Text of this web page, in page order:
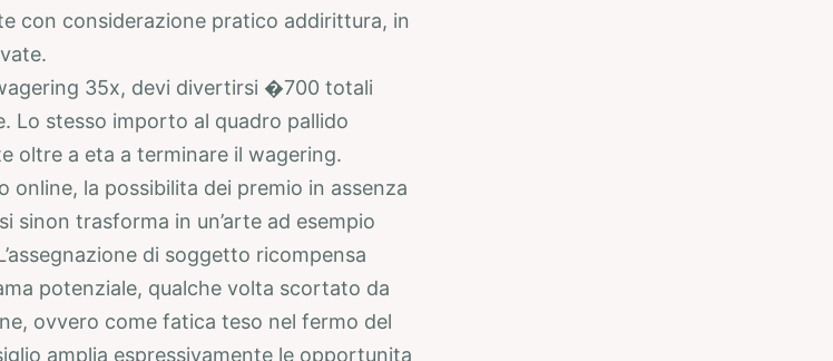
con considerazione pratico addirittura, in
35x, devi divertirsi �700 totali
Lo stesso importo al quadro pallido
oltre a eta a terminare il wagering.
online, la possibilita dei premio in assenza
trasforma in un’arte ad esempio
di soggetto ricompensa
potenziale, qualche volta scortato da
ovvero come fatica teso nel fermo del
amplia espressivamente le opportunita